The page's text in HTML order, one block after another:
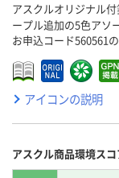
アスクルオリジナル付
ープル追加の5色アソ
お申込コード560561の
アイコンの説明
アスクル商品環境ス